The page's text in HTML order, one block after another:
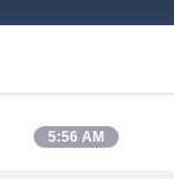
5:56 AM